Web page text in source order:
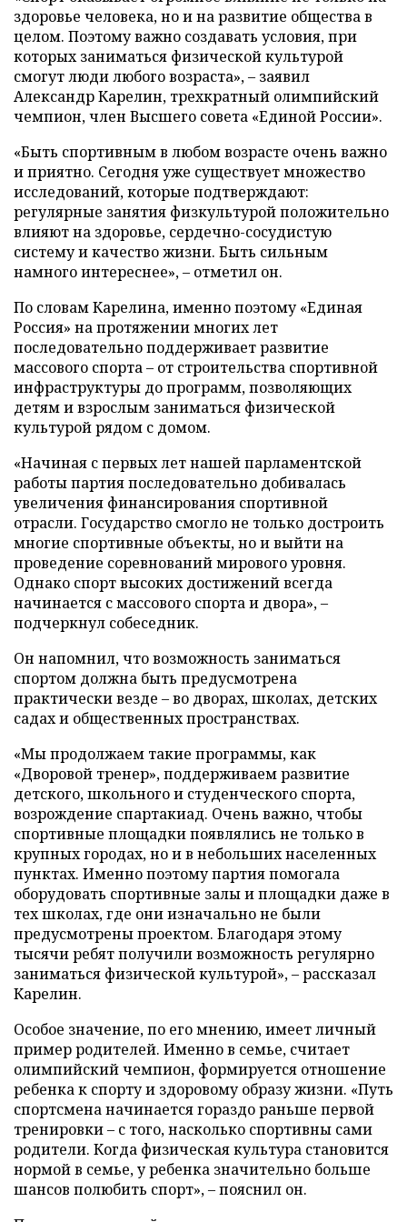
здоровье человека, но и на развитие общества в
целом. Поэтому важно создавать условия, при
которых заниматься физической культурой
смогут люди любого возраста», – заявил
Александр Карелин, трехкратный олимпийский
чемпион, член Высшего совета «Единой России».
«Быть спортивным в любом возрасте очень важно
и приятно. Сегодня уже существует множество
исследований, которые подтверждают:
регулярные занятия физкультурой положительно
влияют на здоровье, сердечно-сосудистую
систему и качество жизни. Быть сильным
намного интереснее», – отметил он.
По словам Карелина, именно поэтому «Единая
Россия» на протяжении многих лет
последовательно поддерживает развитие
массового спорта – от строительства спортивной
инфраструктуры до программ, позволяющих
детям и взрослым заниматься физической
культурой рядом с домом.
«Начиная с первых лет нашей парламентской
работы партия последовательно добивалась
увеличения финансирования спортивной
отрасли. Государство смогло не только достроить
многие спортивные объекты, но и выйти на
проведение соревнований мирового уровня.
Однако спорт высоких достижений всегда
начинается с массового спорта и двора», –
подчеркнул собеседник.
Он напомнил, что возможность заниматься
спортом должна быть предусмотрена
практически везде – во дворах, школах, детских
садах и общественных пространствах.
«Мы продолжаем такие программы, как
«Дворовой тренер», поддерживаем развитие
детского, школьного и студенческого спорта,
возрождение спартакиад. Очень важно, чтобы
спортивные площадки появлялись не только в
крупных городах, но и в небольших населенных
пунктах. Именно поэтому партия помогала
оборудовать спортивные залы и площадки даже в
тех школах, где они изначально не были
предусмотрены проектом. Благодаря этому
тысячи ребят получили возможность регулярно
заниматься физической культурой», – рассказал
Карелин.
Особое значение, по его мнению, имеет личный
пример родителей. Именно в семье, считает
олимпийский чемпион, формируется отношение
ребенка к спорту и здоровому образу жизни. «Путь
спортсмена начинается гораздо раньше первой
тренировки – с того, насколько спортивны сами
родители. Когда физическая культура становится
нормой в семье, у ребенка значительно больше
шансов полюбить спорт», – пояснил он.